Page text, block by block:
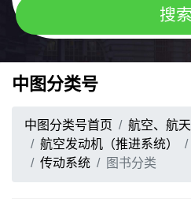
中图分类号
中图分类号首页 航空、航天
航空发动机（推进系统）
传动系统
图书分类